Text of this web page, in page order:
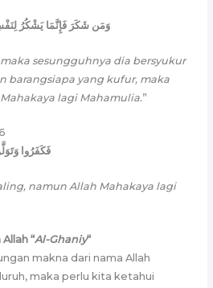
وَمَن شَكَرَ فَإِنَّمَا يَشْكُرُ
sesungguhnya dia bersyukur
barangsiapa yang kufur, maka
lagi Mahamulia.”
فَكَفَرُوا
namun Allah Mahakaya lagi
“Al-Ghaniy“
makna dari nama Allah
maka perlu kita ketahui